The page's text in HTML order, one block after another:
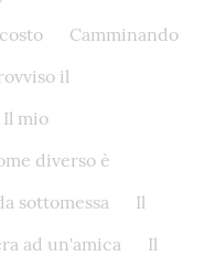
Camminando
il
Il mio
diverso è
sottomessa
Il
ad un'amica
Il